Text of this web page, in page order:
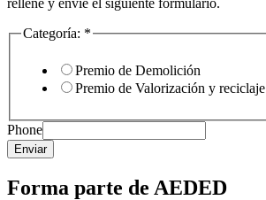
rellene y envíe el siguiente formulario.
Categoría: *
Premio de Demolición
Premio de Valorización y reciclaje
Phone
Enviar
Forma parte de AEDED